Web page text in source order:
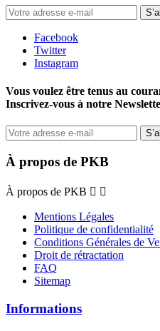
Facebook
Twitter
Instagram
Vous voulez être tenus au
Inscrivez-vous à notre
À propos de PKB
À propos de PKB  
Mentions Légales
Politique de confidentialité
Conditions Générales de
Droit de rétractation
FAQ
Sitemap
Informations